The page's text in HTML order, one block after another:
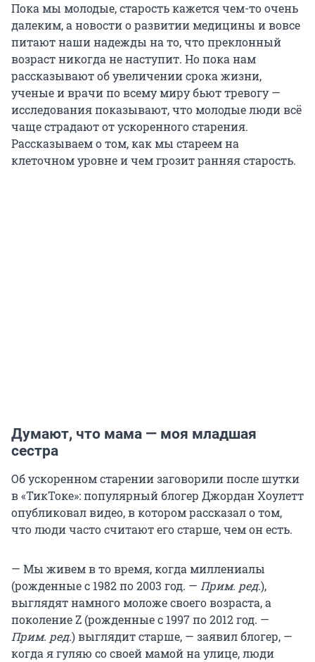
Пока мы молодые, старость кажется чем-то очень
далеким, а новости о развитии медицины и вовсе
питают наши надежды на то, что преклонный
возраст никогда не наступит. Но пока нам
рассказывают об увеличении срока жизни,
ученые и врачи по всему миру бьют тревогу —
исследования показывают, что молодые люди всё
чаще страдают от ускоренного старения.
Рассказываем о том, как мы стареем на
клеточном уровне и чем грозит ранняя старость.
Думают, что мама — моя младшая
сестра
Об ускоренном старении заговорили после шутки
в «ТикТоке»: популярный блогер Джордан Хоулетт
опубликовал видео, в котором рассказал о том,
что люди часто считают его старше, чем он есть.
— Мы живем в то время, когда миллениалы
(рожденные с 1982 по 2003 год. — Прим. ред.),
выглядят намного моложе своего возраста, а
поколение Z (рожденные с 1997 по 2012 год. —
Прим. ред.) выглядит старше, — заявил блогер, —
когда я гуляю со своей мамой на улице, люди